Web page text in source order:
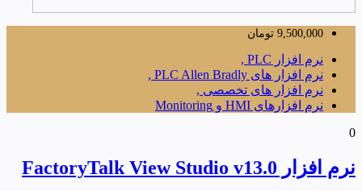
9,500,000 تومان
نرم افزار PLC ,
نرم افزار های PLC Allen Bradly ,
نرم افزار های تخصصی ,
نرم افزارهای HMI و Monitoring
0
نرم افزار FactoryTalk View Studio v13.0